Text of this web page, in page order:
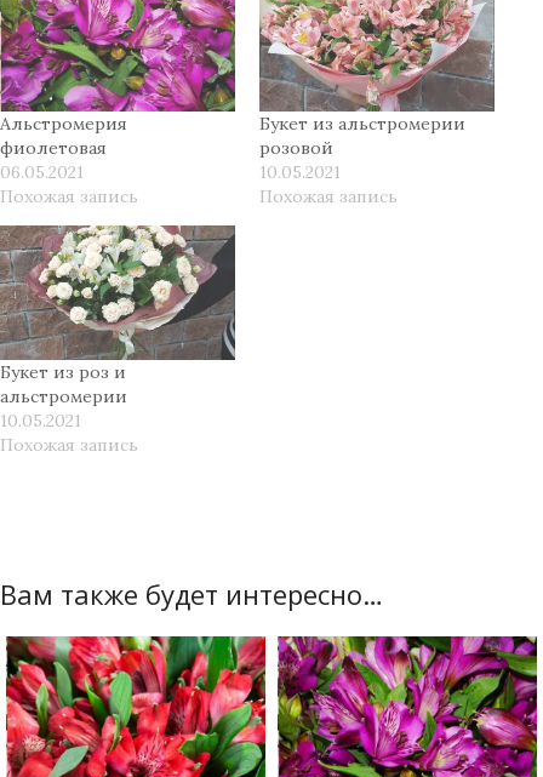
Альстромерия
фиолетовая
06.05.2021
Похожая запись
Букет из альстромерии
розовой
10.05.2021
Похожая запись
Букет из роз и
альстромерии
10.05.2021
Похожая запись
Вам также будет интересно…